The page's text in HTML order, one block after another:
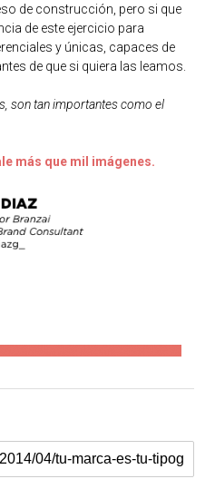
de construcción, pero si que
de este ejercicio para
y únicas, capaces de
de que si quiera las leamos.
son tan importantes como el
más que mil imágenes.